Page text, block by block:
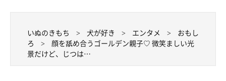
いぬのきもち 犬が好き エンタメ
おもし
ろ
顔を舐め合うゴールデン親子♡ 微笑ましい光
景だけど、じつは…